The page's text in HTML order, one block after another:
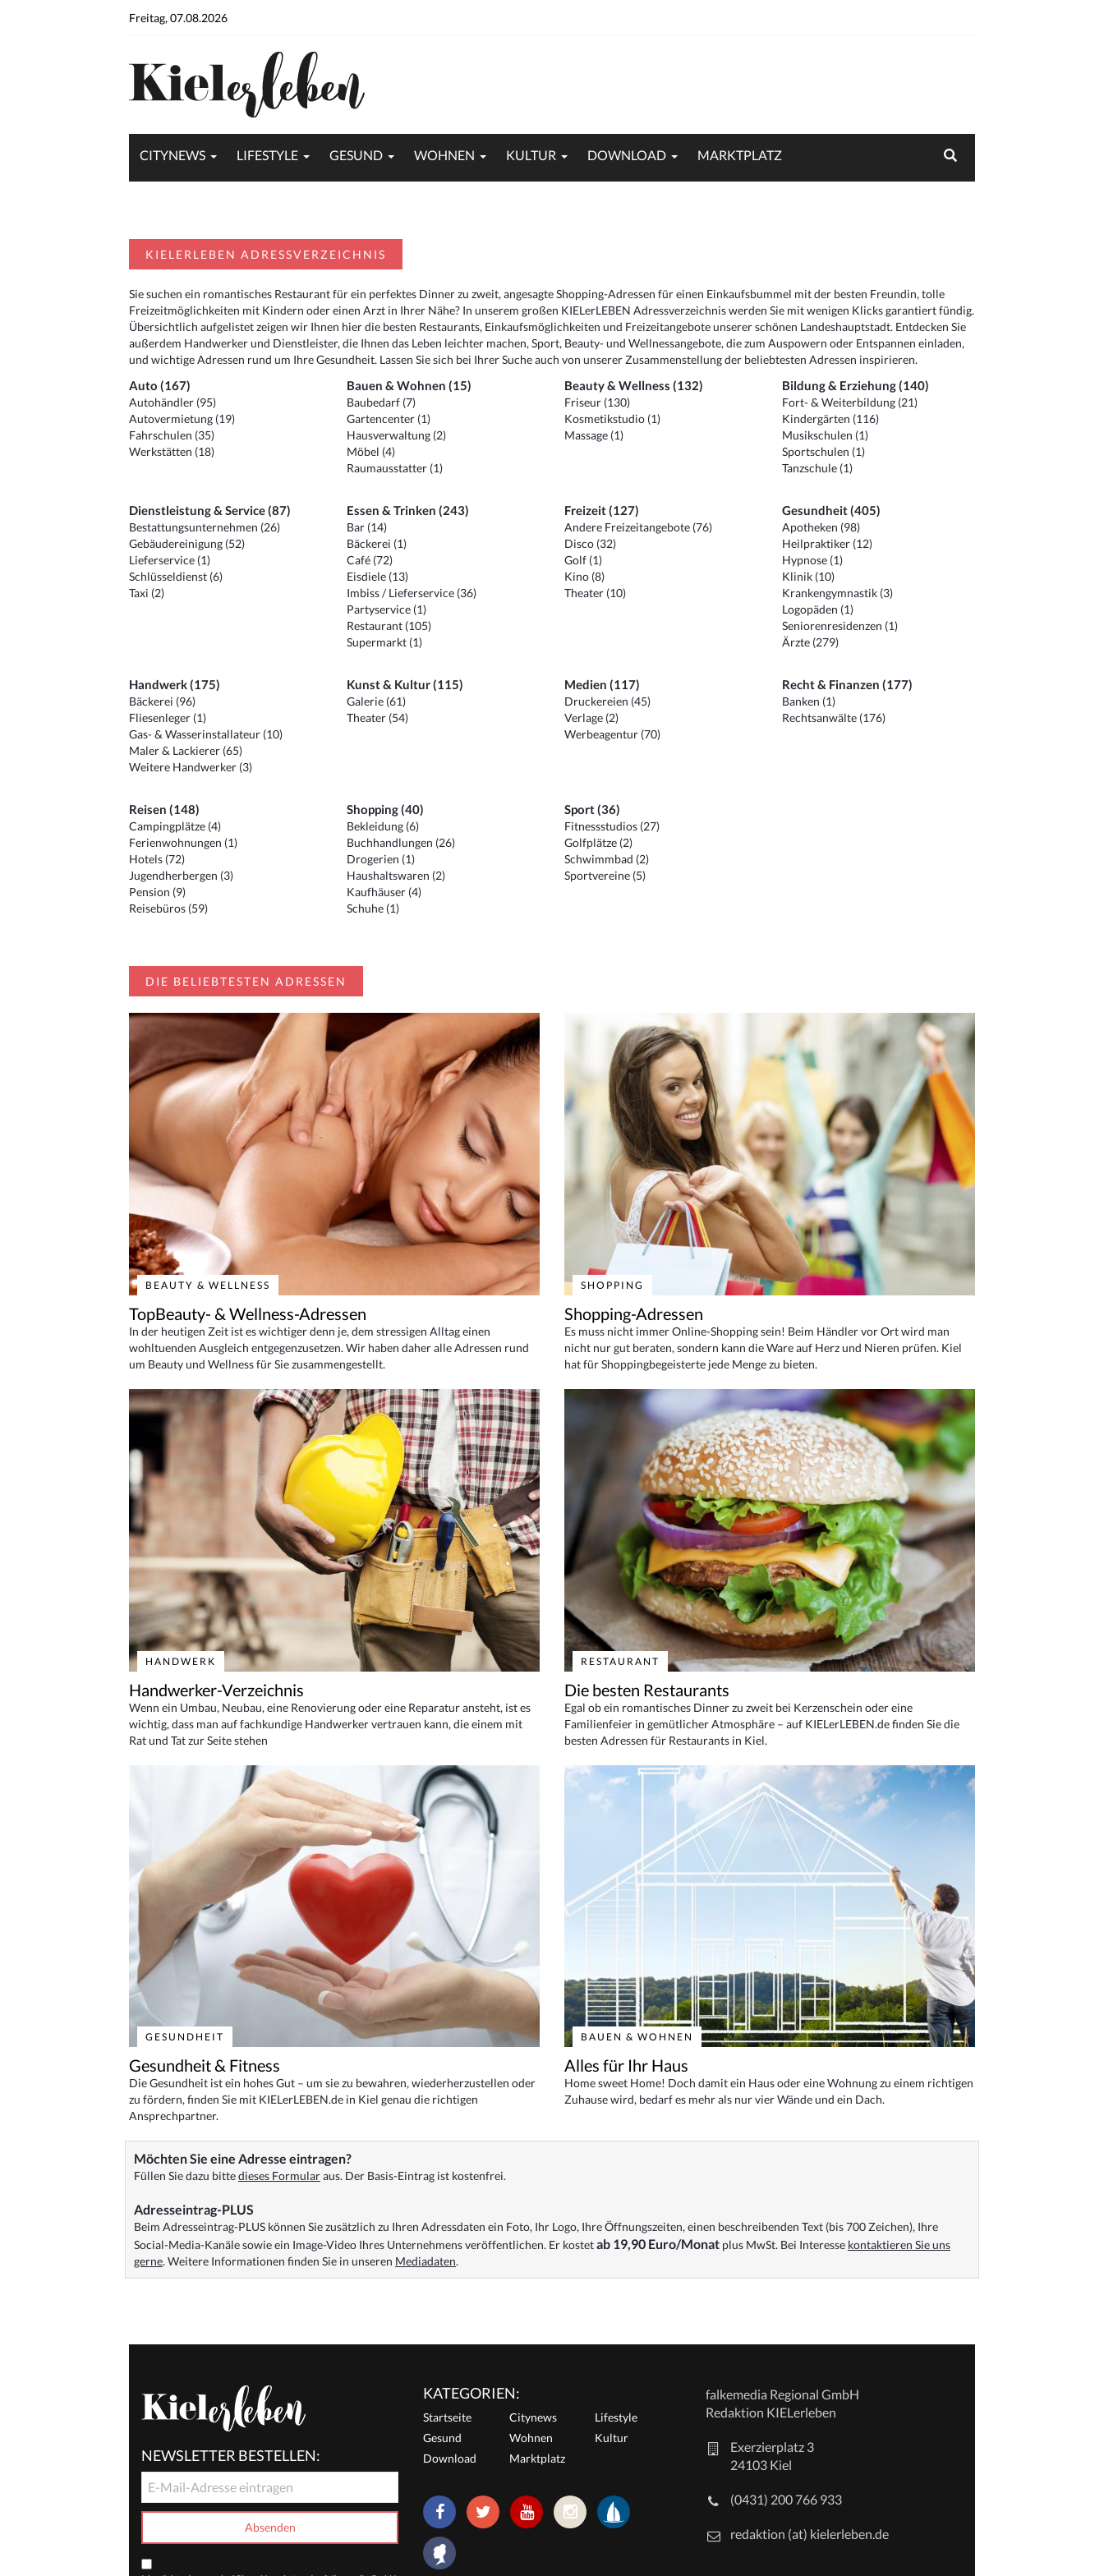
Freitag, 07.08.2026
CITYNEWS LIFESTYLE GESUND WOHNEN KULTUR DOWNLOAD MARKTPLATZ
KIELERLEBEN ADRESSVERZEICHNIS
Sie suchen ein romantisches Restaurant für ein perfektes Dinner zu zweit, angesagte Shopping-Adressen für einen Einkaufsbummel mit der besten Freundin, tolle
Freizeitmöglichkeiten mit Kindern oder einen Arzt in Ihrer Nähe? In unserem großen KIELerLEBEN Adressverzeichnis werden Sie mit wenigen Klicks garantiert fündig.
Übersichtlich aufgelistet zeigen wir Ihnen hier die besten Restaurants, Einkaufsmöglichkeiten und Freizeitangebote unserer schönen Landeshauptstadt. Entdecken Sie
außerdem Handwerker und Dienstleister, die Ihnen das Leben leichter machen, Sport, Beauty- und Wellnessangebote, die zum Auspowern oder Entspannen einladen,
und wichtige Adressen rund um Ihre Gesundheit. Lassen Sie sich bei Ihrer Suche auch von unserer Zusammenstellung der beliebtesten Adressen inspirieren.
Auto (167)
Autohändler (95)
Autovermietung (19)
Fahrschulen (35)
Werkstätten (18)
Bauen & Wohnen (15)
Baubedarf (7)
Gartencenter (1)
Hausverwaltung (2)
Möbel (4)
Raumausstatter (1)
Beauty & Wellness (132)
Friseur (130)
Kosmetikstudio (1)
Massage (1)
Bildung & Erziehung (140)
Fort- & Weiterbildung (21)
Kindergärten (116)
Musikschulen (1)
Sportschulen (1)
Tanzschule (1)
Dienstleistung & Service (87)
Bestattungsunternehmen (26)
Gebäudereinigung (52)
Lieferservice (1)
Schlüsseldienst (6)
Taxi (2)
Essen & Trinken (243)
Bar (14)
Bäckerei (1)
Café (72)
Eisdiele (13)
Imbiss / Lieferservice (36)
Partyservice (1)
Restaurant (105)
Supermarkt (1)
Freizeit (127)
Andere Freizeitangebote (76)
Disco (32)
Golf (1)
Kino (8)
Theater (10)
Gesundheit (405)
Apotheken (98)
Heilpraktiker (12)
Hypnose (1)
Klinik (10)
Krankengymnastik (3)
Logopäden (1)
Seniorenresidenzen (1)
Ärzte (279)
Handwerk (175)
Bäckerei (96)
Fliesenleger (1)
Gas- & Wasserinstallateur (10)
Maler & Lackierer (65)
Weitere Handwerker (3)
Kunst & Kultur (115)
Galerie (61)
Theater (54)
Medien (117)
Druckereien (45)
Verlage (2)
Werbeagentur (70)
Recht & Finanzen (177)
Banken (1)
Rechtsanwälte (176)
Reisen (148)
Campingplätze (4)
Ferienwohnungen (1)
Hotels (72)
Jugendherbergen (3)
Pension (9)
Reisebüros (59)
Shopping (40)
Bekleidung (6)
Buchhandlungen (26)
Drogerien (1)
Haushaltswaren (2)
Kaufhäuser (4)
Schuhe (1)
Sport (36)
Fitnessstudios (27)
Golfplätze (2)
Schwimmbad (2)
Sportvereine (5)
DIE BELIEBTESTEN ADRESSEN
BEAUTY & WELLNESS
TopBeauty- & Wellness-Adressen
In der heutigen Zeit ist es wichtiger denn je, dem stressigen Alltag einen
wohltuenden Ausgleich entgegenzusetzen. Wir haben daher alle Adressen rund
um Beauty und Wellness für Sie zusammengestellt.
SHOPPING
Shopping-Adressen
Es muss nicht immer Online-Shopping sein! Beim Händler vor Ort wird man
nicht nur gut beraten, sondern kann die Ware auf Herz und Nieren prüfen. Kiel
hat für Shoppingbegeisterte jede Menge zu bieten.
HANDWERK
Handwerker-Verzeichnis
Wenn ein Umbau, Neubau, eine Renovierung oder eine Reparatur ansteht, ist es
wichtig, dass man auf fachkundige Handwerker vertrauen kann, die einem mit
Rat und Tat zur Seite stehen
RESTAURANT
Die besten Restaurants
Egal ob ein romantisches Dinner zu zweit bei Kerzenschein oder eine
Familienfeier in gemütlicher Atmosphäre – auf KIELerLEBEN.de finden Sie die
besten Adressen für Restaurants in Kiel.
GESUNDHEIT
Gesundheit & Fitness
Die Gesundheit ist ein hohes Gut – um sie zu bewahren, wiederherzustellen oder
zu fördern, finden Sie mit KIELerLEBEN.de in Kiel genau die richtigen
Ansprechpartner.
BAUEN & WOHNEN
Alles für Ihr Haus
Home sweet Home! Doch damit ein Haus oder eine Wohnung zu einem richtigen
Zuhause wird, bedarf es mehr als nur vier Wände und ein Dach.
Möchten Sie eine Adresse eintragen?
Füllen Sie dazu bittedieses Formularaus. Der Basis-Eintrag ist kostenfrei.
Adresseintrag-PLUS
Beim Adresseintrag-PLUS können Sie zusätzlich zu Ihren Adressdaten ein Foto, Ihr Logo, Ihre Öffnungszeiten, einen beschreibenden Text (bis 700 Zeichen), Ihre
Social-Media-Kanäle sowie ein Image-Video Ihres Unternehmens veröffentlichen. Er kostetab 19,90 Euro/Monat plus MwSt. Bei Interesse kontaktieren Sie uns
gerne. Weitere Informationen finden Sie in unseren Mediadaten.
NEWSLETTER BESTELLEN:
KATEGORIEN:
Startseite Citynews
Lifestyle
Gesund
Wohnen
Kultur
Download
Marktplatz
falkemedia Regional GmbH
Redaktion KIELerleben
Exerzierplatz 3
24103 Kiel
(0431) 200 766 933
redaktion (at) kielerleben.de